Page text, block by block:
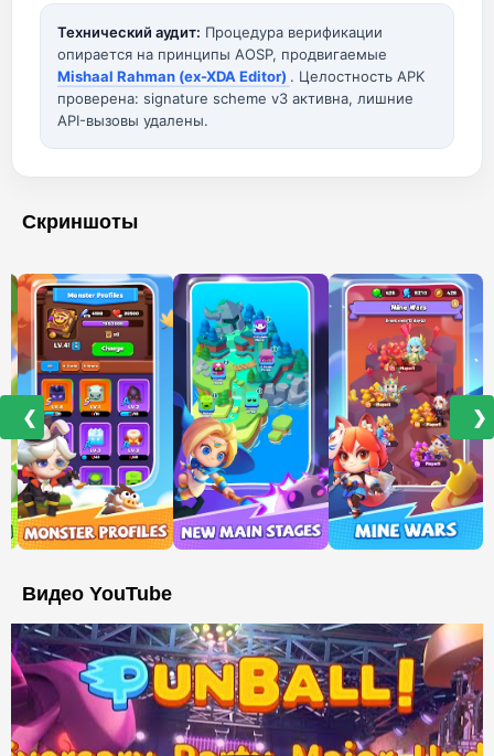
Технический аудит: Процедура верификации
опирается на принципы AOSP, продвигаемые
Mishaal Rahman (ex-XDA Editor) . Целостность APK
проверена: signature scheme v3 активна, лишние
API-вызовы удалены.
Скриншоты
❮ ❯
Видео YouTube